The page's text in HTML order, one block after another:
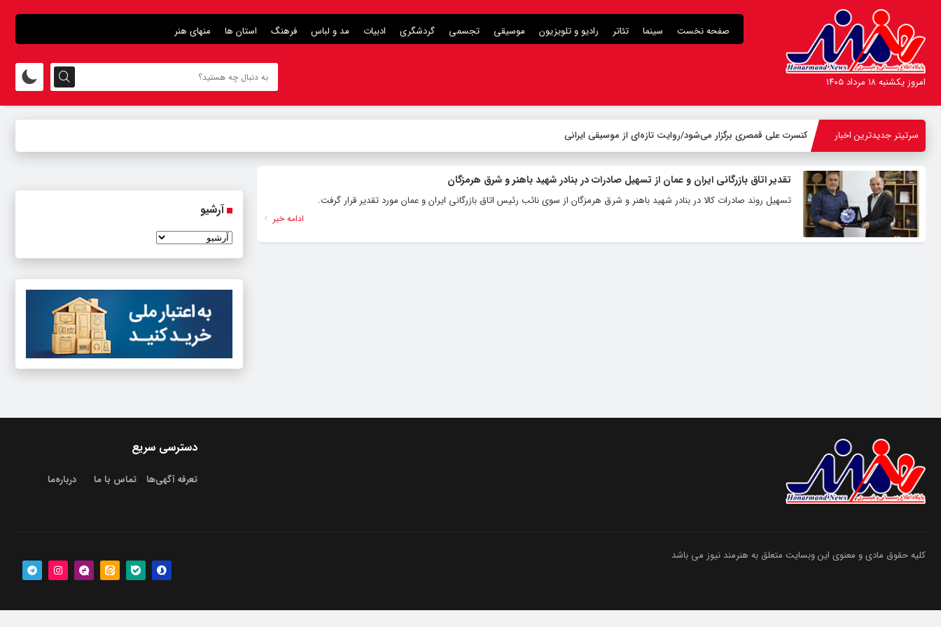
صفحه نخست سینما تئاتر رادیو و تلویزیون موسیقی تجسمی گردشگری ادبیات مد و لباس فرهنگ استان ها منهای هنر
امروز یکشنبه ۱۸ مرداد ۱۴۰۵
سرتیتر جدیدترین اخبار کنسرت علی قمصری برگزار می‌شود/روایت تازه‌ای از موسیقی ایرانی
تقدیر اتاق بازرگانی ایران و عمان از تسهیل صادرات در بنادر شهید باهنر و شرق هرمزگان
تسهیل روند صادرات کالا در بنادر شهید باهنر و شرق هرمزگان از سوی نائب رئیس اتاق بازرگانی ایران و عمان مورد تقدیر قرار گرفت.
ادامه خبر
آرشیو
دسترسی سریع
تعرفه آگهی‌ها تماس با ما درباره‌‌ما
کلیه حقوق مادی و معنوی این وبسایت متعلق به هنرمند نیوز می باشد